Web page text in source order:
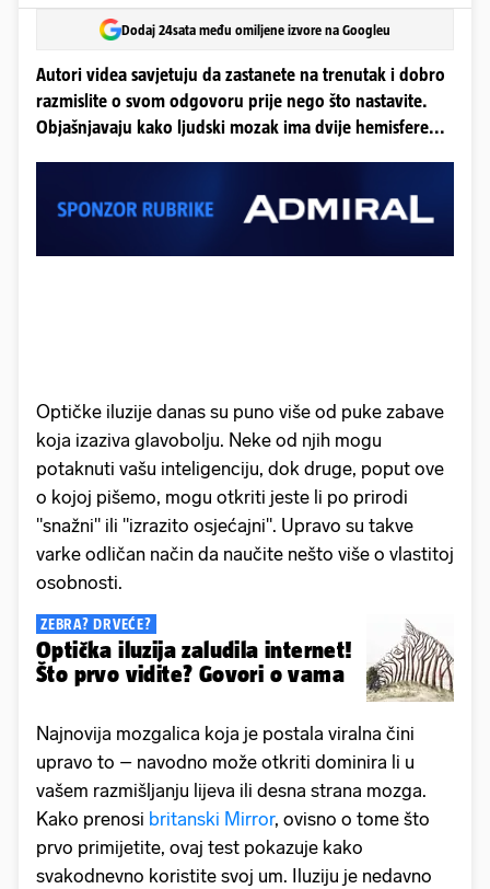
Dodaj 24sata među omiljene izvore na Googleu
Autori videa savjetuju da zastanete na trenutak i dobro
razmislite o svom odgovoru prije nego što nastavite.
Objašnjavaju kako ljudski mozak ima dvije hemisfere...
Optičke iluzije danas su puno više od puke zabave
koja izaziva glavobolju. Neke od njih mogu
potaknuti vašu inteligenciju, dok druge, poput ove
o kojoj pišemo, mogu otkriti jeste li po prirodi
"snažni" ili "izrazito osjećajni". Upravo su takve
varke odličan način da naučite nešto više o vlastitoj
osobnosti.
ZEBRA? DRVEĆE?
Optička iluzija zaludila internet!
Što prvo vidite? Govori o vama
Najnovija mozgalica koja je postala viralna čini
upravo to – navodno može otkriti dominira li u
vašem razmišljanju lijeva ili desna strana mozga.
Kako prenosi britanski Mirror, ovisno o tome što
prvo primijetite, ovaj test pokazuje kako
svakodnevno koristite svoj um. Iluziju je nedavno